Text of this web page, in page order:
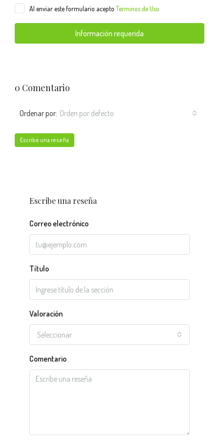
Al enviar este formulario acepto Terminos de Uso
Información requerida
0 Comentario
Ordenar por: Orden por defecto
Escribe una reseña
Escribe una reseña
Correo electrónico
Título
Valoración
Seleccionar
Comentario